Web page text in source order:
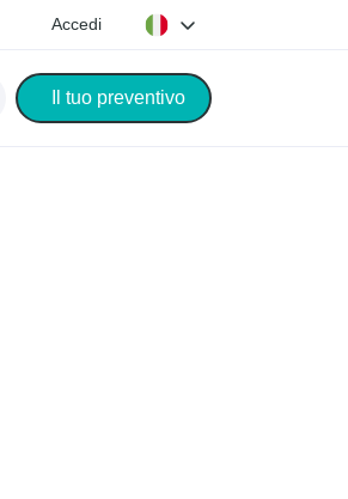
Accedi
Il tuo preventivo